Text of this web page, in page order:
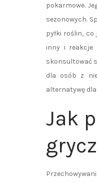
pokarmowe.
sezonowych.
pyłki roślin,
inny i reakcje
skonsultować
dla osób z
alternatywę
Jak